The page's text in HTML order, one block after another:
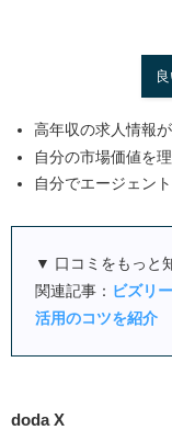
高年収の求人情報
自分の市場価値を
自分でエージェン
▼ 口コミをもっと
関連記事： ビズリ
活用のコツを紹介
doda X